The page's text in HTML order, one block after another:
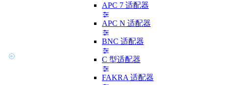
APC 7 适配器
APC N 适配器
BNC 适配器
C 型适配器
FAKRA 适配器